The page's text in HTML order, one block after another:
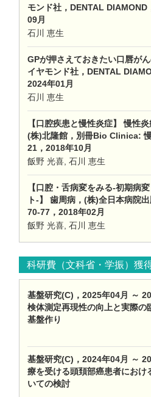
モンド社，DENTAL
09月
石川 恵生
GPが押さえておきたい口唇が
イヤモンド社，DENTAL
2024年01月
石川 恵生
【口腔疾患と慢性炎症】 慢性
(株)北隆館，別冊Bio Clinica:
21，2018年10月
飯野 光喜, 石川 恵生
【口腔・舌病変をみる-初期病
ト-】 歯周病，(株)全日本病院
70-77，2018年02月
飯野 光喜, 石川 恵生
科研費（文科省・学振）獲
基盤研究(C)，2025年04月 ～
検体測定再現性の向上と実際の
基盤作り
基盤研究(C)，2024年04月 ～
療を受ける頭頚部癌患者におけ
いての検討